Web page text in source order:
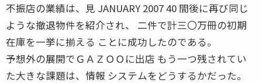
不振店の業績は、見 JANUARY 2007 40 間後に再び同じ
ような撤退物件を紹介され、 二件で計三〇万冊の初期
在庫を一挙に揃える ことに成功したのである。
予想外の展開でＧＡＺＯＯに出店 もう一つ残されてい
た大きな課題は、情報 システムをどうするかだった。